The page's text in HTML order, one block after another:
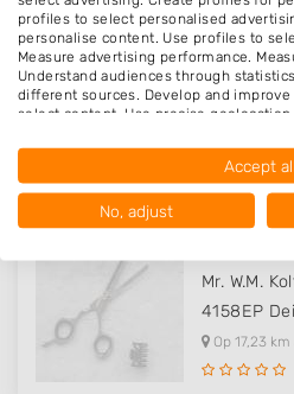
Chelina's
4931DP
Mr. W.M.
4158EP
Op 17,23
profiles to select personalised
personalise content. Use profiles to
Measure advertising performance.
Understand audiences through
different sources. Develop and
select content. Use precise
Data may be shared outside of the
Your consent and the cookie policy
View Partner List (1016 IAB
We use your data for the following
IAB processing purposes:
Store and/or access
Use limited data to select
Accept all
No, adjust